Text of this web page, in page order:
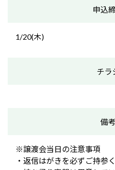
申込
1/20(木)
チラ
備考
※譲渡会当日の注意事項
・返信はがきを必ずご持参